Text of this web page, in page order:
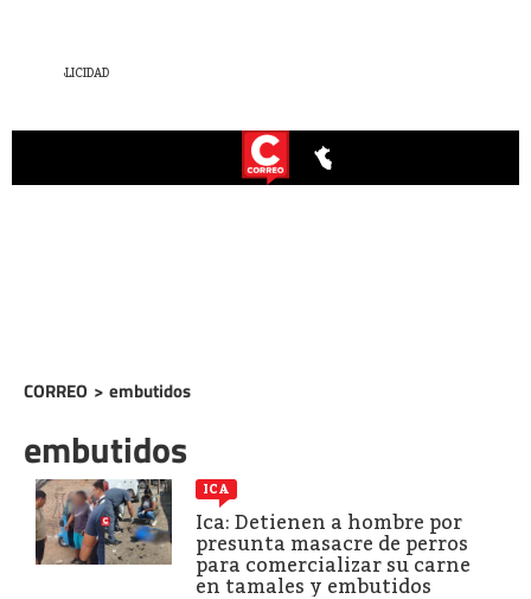
CORREO > embutidos
embutidos
ICA
Ica: Detienen a hombre por
presunta masacre de perros
para comercializar su carne
en tamales y embutidos